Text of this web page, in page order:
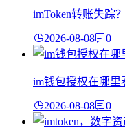
imToken转账失踪
2026-08-08 0
im钱包授权在哪里
2026-08-08 0